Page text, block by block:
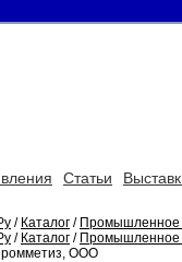
Статьи
/ Каталог / Промышленное
/ Каталог / Промышленное
ООО